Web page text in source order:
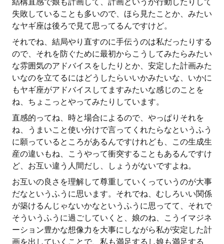
失敗していることも多いので、ほら見たことか、みたい
なヤギ座は後ろで見て思ってるんですけど。
それでね、結局やり直すのに手伝うのは私だったりする
ので、それを防ぐために最初からこうしてみたらみたい
な雰囲気のアドバイスをしたりとか、安定した計画みた
いなのを立てるにはどうしたらいいかみたいな、いかに
もヤギ座がアドバイスしてますみたいな感じのことを
ね、ちょこっとやってみたりしています。
直感的ってね、時と場合によるので、やっぱりそれを
ね、うまいこと使い分けで言ってくれたらなというふう
に願っているところがあるんですけれども、この生成生
産の違いもね、こうやって衝突することもあるんですけ
ど、お互い違う人間だし、しょうがないですよね。
お互いの良さを理解して尊重していくっていうのが大事
だなというふうに思います。それでね、むしろいい関係
が築けるんじゃないかなというふうに思ってて、それで
そういうふうに過ごしていくと、娘のね、こうイマジネ
ーション豊かな想像力を大事にしながら私が安定した計
画を出していくことで、私も満足するし娘も満足する